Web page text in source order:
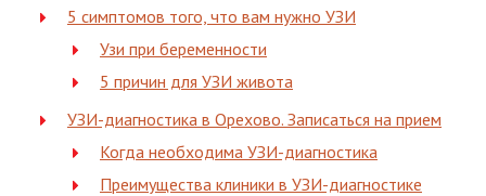
5 симптомов того, что вам нужно УЗИ
Узи при беременности
5 причин для УЗИ живота
УЗИ-диагностика в Орехово. Записаться на прием
Когда необходима УЗИ-диагностика
Преимущества клиники в УЗИ-диагностике